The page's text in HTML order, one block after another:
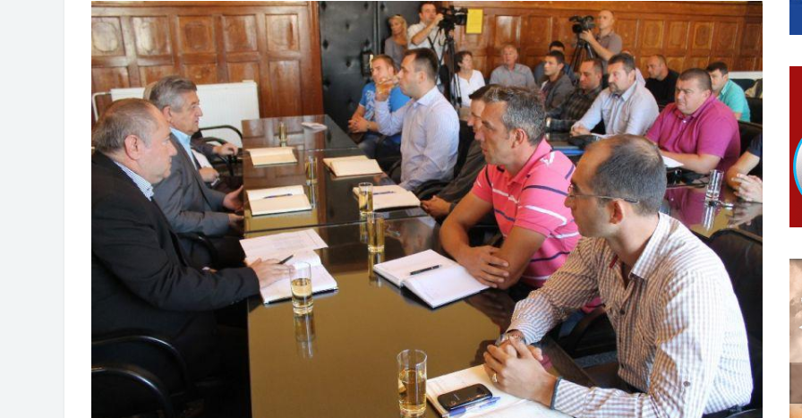
Обрасци захтјева за регресирано гориво доступни од 13. марта до 15. новембра
Захтјев за издавање ПОНОСНЕ КАРТИЦЕ
Обавјештење о забрани саобраћаја 6. и 7. августа
Обавјештење за предузетника - Вера Ујић